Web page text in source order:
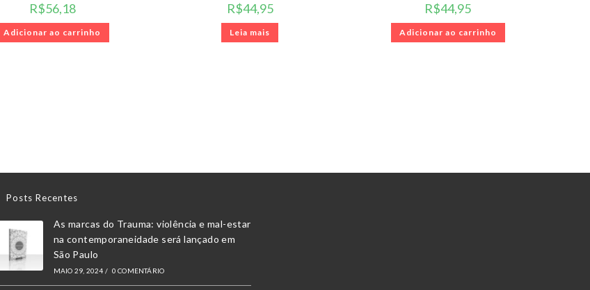
R$56,18
Adicionar ao carrinho
R$44,95
Leia mais
R$44,95
Adicionar ao carrinho
Posts Recentes
As marcas do Trauma: violência e mal-estar
na contemporaneidade será lançado em
São Paulo
MAIO 29, 2024 / 0 COMENTÁRIO